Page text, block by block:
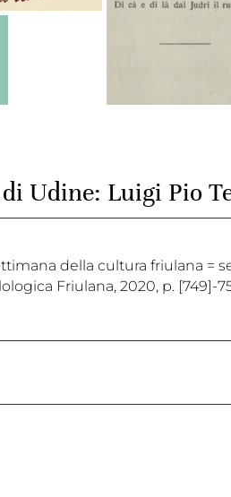
Udine: Luigi Pio
della cultura friulana =
Friulana, 2020, p. [749]-